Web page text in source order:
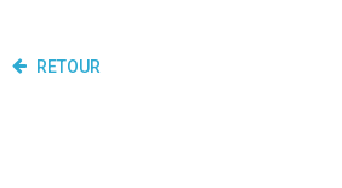
RETOUR